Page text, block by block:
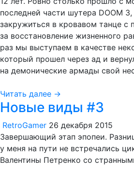
последней части шутера DOOM
закружиться в кровавом танце
за восстановление жизненного
раз мы выступаем в качестве
который прошел через ад и
на демонические армады свой
Читать далее →
Новые виды #3
RetroGamer 26 декабря 2015
Завершающий этап эпопеи.
у меня на пути не встречались
Валентины Петренко со